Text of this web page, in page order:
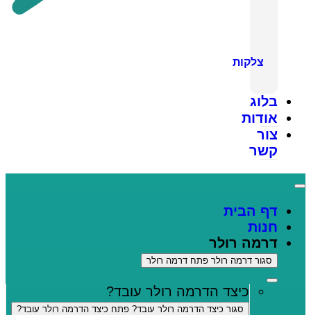
צלקות
בלוג
אודות
צור
קשר
דף הבית
חנות
דרמה רולר
סגור דרמה רולר פתח דרמה רולר
כיצד הדרמה רולר עובד?
סגור כיצד הדרמה רולר עובד? פתח כיצד הדרמה רולר עובד?